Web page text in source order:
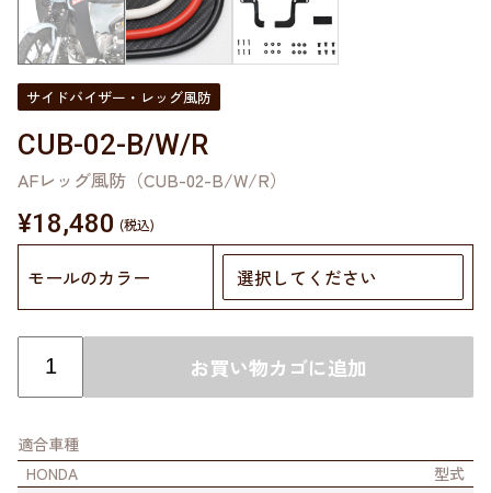
サイドバイザー・レッグ風防
CUB-02-B/W/R
AFレッグ風防（CUB-02-B/W/R）
¥18,480
モールのカラー
お買い物カゴに追加
適合車種
HONDA
型式